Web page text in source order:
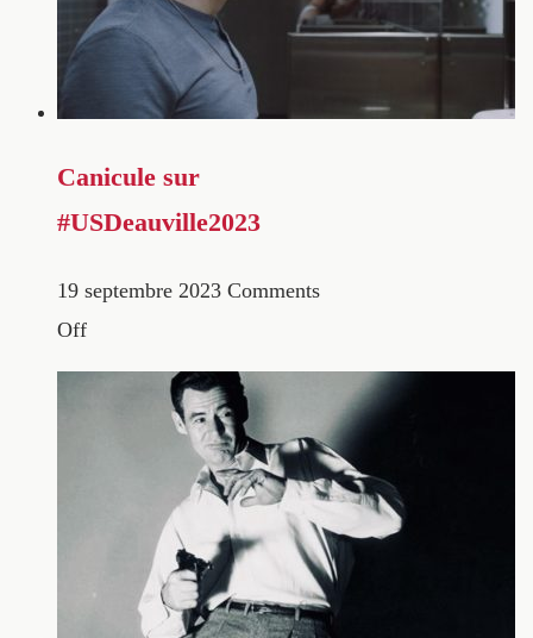
Canicule sur
#USDeauville2023
19 septembre 2023 Comments
Off